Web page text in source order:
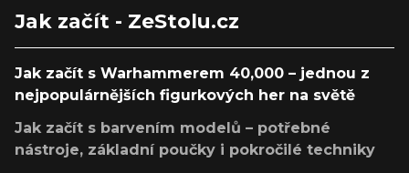
Jak začít - ZeStolu.cz
Jak začít s Warhammerem 40,000 – jednou z
nejpopulárnějších figurkových her na světě
Jak začít s barvením modelů – potřebné
nástroje, základní poučky i pokročilé techniky